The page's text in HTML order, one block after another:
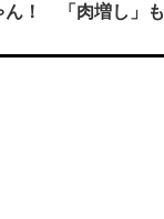
ん！ 「肉増し」も